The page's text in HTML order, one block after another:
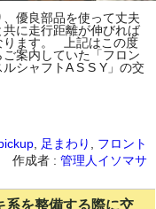
優良部品を使って丈夫
に走行距離が伸びれば
ります。 上記はこの度
案内していた「フロン
シャフトA S S Y」の交
足まわり
フロント
作成者 : 管理人イソマサ
系を整備する際に交